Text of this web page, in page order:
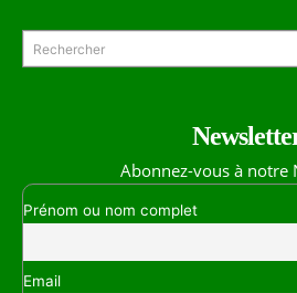
Rechercher
Abonnez-vous à notre
Prénom ou nom complet
Email